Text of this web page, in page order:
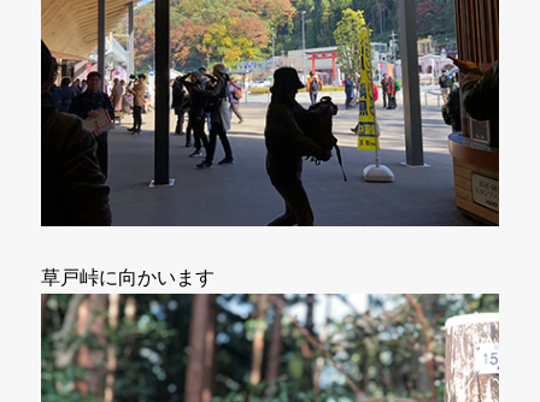
草戸峠に向かいます